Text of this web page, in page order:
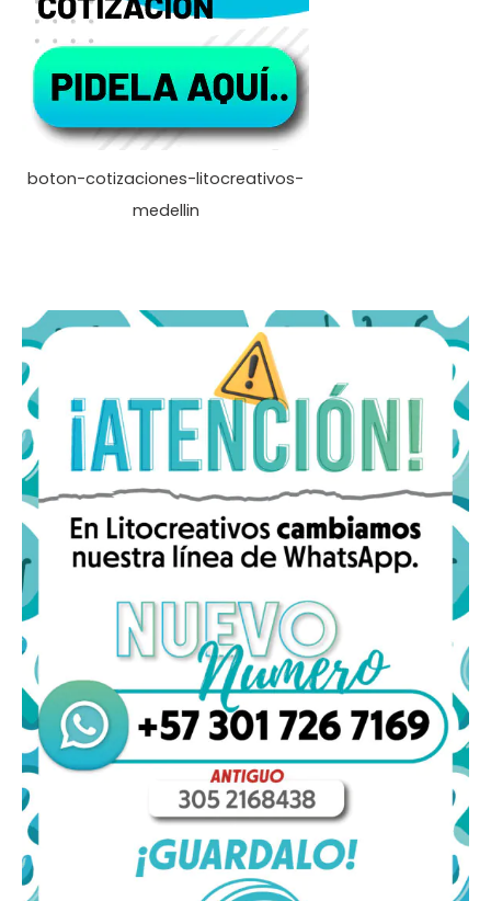
boton-cotizaciones-litocreativos-
medellin